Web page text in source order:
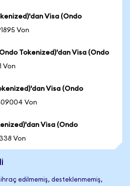
Visa (Ondo
Von
Tokenized)'dan Visa (Ondo
Von
Visa (Ondo
Von
Visa (Ondo
Von
edilmemiş, desteklenmemiş,